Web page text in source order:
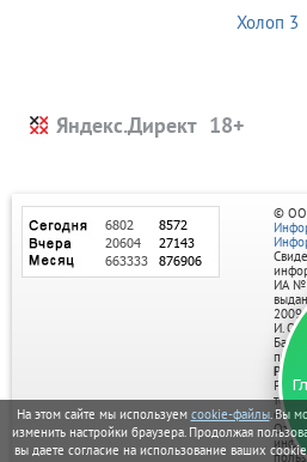
На этом сайте мы используем cookie-файлы. Вы
изменить настройки браузера. Продолжая
вы даете согласие на использование ваших
Холоп 3
Яндекс.Директ
©
ИА №
2009г.
И. О.
тел.